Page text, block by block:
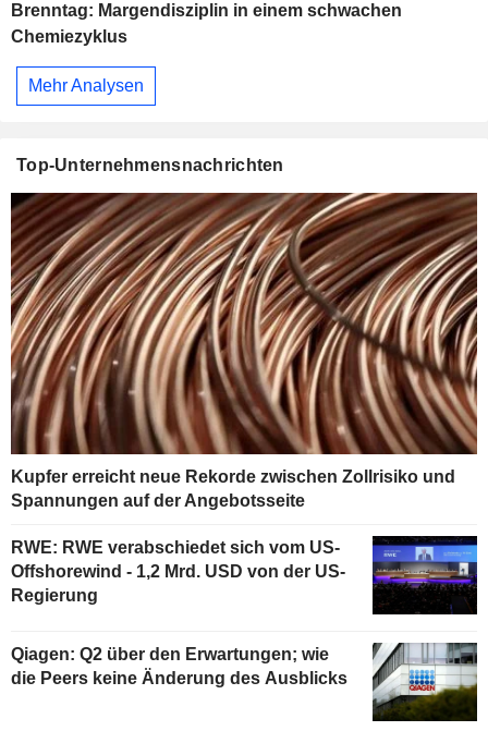
Brenntag: Margendisziplin in einem schwachen
Chemiezyklus
Mehr Analysen
Top-Unternehmensnachrichten
Kupfer erreicht neue Rekorde zwischen Zollrisiko und
Spannungen auf der Angebotsseite
RWE: RWE verabschiedet sich vom US-
Offshorewind - 1,2 Mrd. USD von der US-
Regierung
Qiagen: Q2 über den Erwartungen; wie
die Peers keine Änderung des Ausblicks